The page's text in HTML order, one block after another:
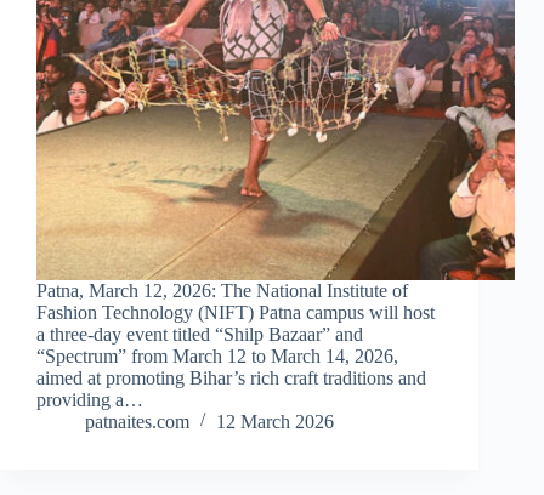
Patna, March 12, 2026: The National Institute of
Fashion Technology (NIFT) Patna campus will host
a three-day event titled “Shilp Bazaar” and
“Spectrum” from March 12 to March 14, 2026,
aimed at promoting Bihar’s rich craft traditions and
providing a…
patnaites.com
12 March 2026